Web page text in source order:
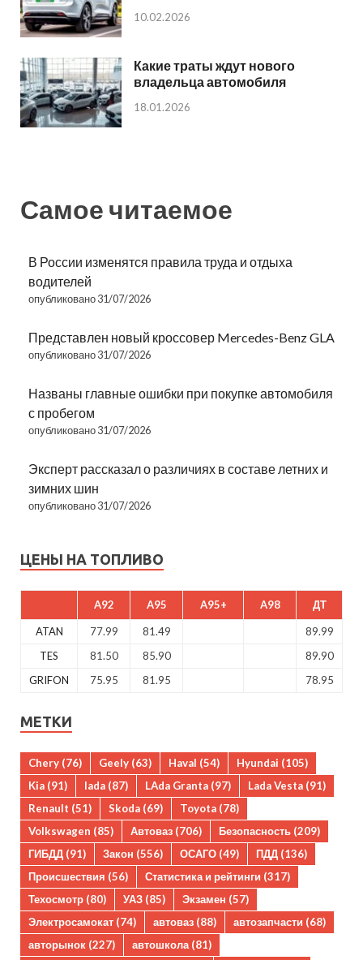
10.02.2026
Какие траты ждут нового
владельца автомобиля
18.01.2026
Самое читаемое
В России изменятся правила труда и отдыха
водителей
опубликовано 31/07/2026
Представлен новый кроссовер Mercedes-Benz GLA
опубликовано 31/07/2026
Названы главные ошибки при покупке автомобиля
с пробегом
опубликовано 31/07/2026
Эксперт рассказал о различиях в составе летних и
зимних шин
опубликовано 31/07/2026
ЦЕНЫ НА ТОПЛИВО
A92 A95 A95+ A98 ДТ
ATAN 77.99 81.49
89.99
TES
81.50 85.90
89.90
GRIFON
75.95 81.95 78.95
МЕТКИ
Chery (76) Geely (63) Haval (54) Hyundai (105)
Kia (91) lada (87) LAda Granta (97) Lada Vesta (91)
Renault (51) Skoda (69) Toyota (78)
Volkswagen (85) Автоваз (706) Безопасность (209)
ГИБДД (91) Закон (556) ОСАГО (49) ПДД (136)
Происшествия (56) Статистика и рейтинги (317)
Техосмотр (80) УАЗ (85) Экзамен (57)
Электросамокат (74) автоваз (88) автозапчасти (68)
авторынок (227) автошкола(81)